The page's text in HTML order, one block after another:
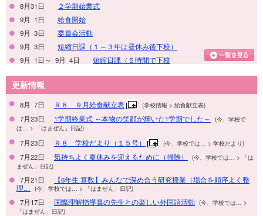
8月31日
２学期始業式
9月 1日
給食開始
9月 3日
委員会活動
9月 3日
短縮日課（１～３年は昼休み後下校）
9月 1日～ 9月 4日
短縮日課（５時間で下校
更新情報
8月 7日 Ｒ８ ９月給食献立表 (学校情報 > 給食献立表)
7月23日 1学期終業式 ～本物の笑顔が輝いた1学期でした～ (今、学校で
は… > 「はまぜん」日記)
7月23日 Ｒ８ 学校だより（１５号） (今、学校では… > 学校だより)
7月22日 気持ちよく夏休みを迎えるために（掃除） (今、学校では… > 「は
まぜん」日記)
7月21日
【6年生 算数】みんなで深め合う研究授業（場合を順序よく整
理…
(今、学校では… > 「はまぜん」日記)
7月17日 国際理解指導員の先生との楽しい外国語活動 (今、学校では… >
「はまぜん」日記)